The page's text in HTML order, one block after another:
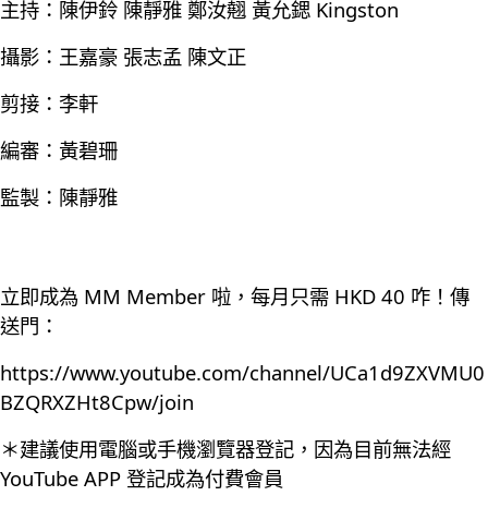
主持：陳伊鈴 陳靜雅 鄭汝翹 黃允鍶 Kingston
攝影：王嘉豪 張志孟 陳文正
剪接：李軒
編審：黃碧珊
監製：陳靜雅
立即成為 MM Member 啦，每月只需 HKD 40 咋！傳
送門：
https://www.youtube.com/channel/UCa1d9ZXVMU0
BZQRXZHt8Cpw/join
＊建議使用電腦或手機瀏覽器登記，因為目前無法經
YouTube APP 登記成為付費會員